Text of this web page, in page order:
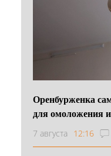
Оренбурженка
для омоложения
7 августа 12:16